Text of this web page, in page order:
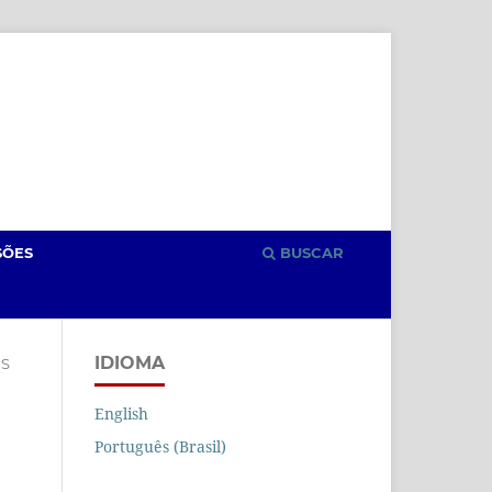
BUSCAR
IDIOMA
English
Português (Brasil)